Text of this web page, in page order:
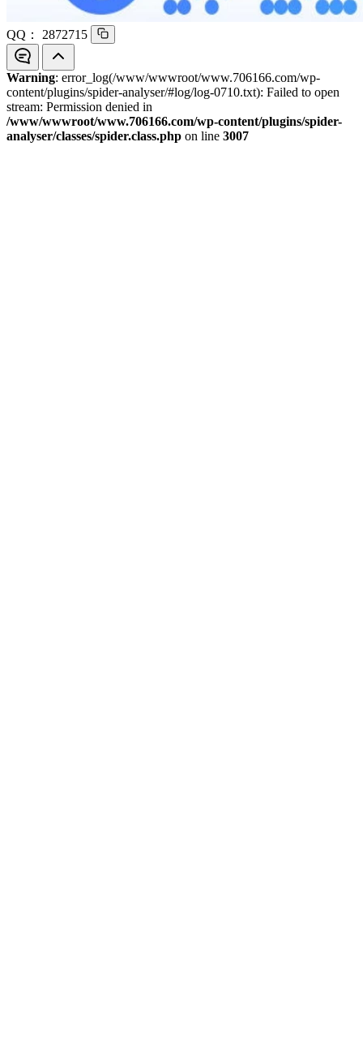
QQ： 2872715
Warning: error_log(/www/wwwroot/www.706166.com/wp-
content/plugins/spider-analyser/#log/log-0710.txt): Failed to open
stream: Permission denied in
/www/wwwroot/www.706166.com/wp-content/plugins/spider-
analyser/classes/spider.class.php on line 3007